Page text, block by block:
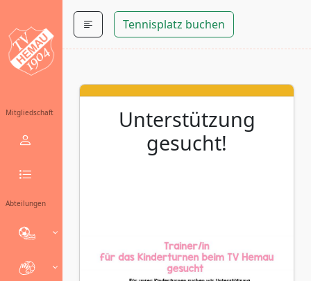
Mitgliedschaft
Abteilungen
Tennisplatz buchen
Unterstützung
gesucht!